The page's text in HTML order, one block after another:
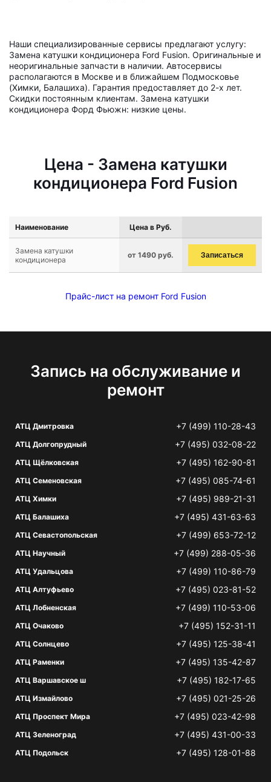
Наши специализированные сервисы предлагают услугу:
Замена катушки кондиционера Ford Fusion. Оригинальные и
неоригинальные запчасти в наличии. Автосервисы
располагаются в Москве и в ближайшем Подмосковье
(Химки, Балашиха). Гарантия предоставляет до 2-х лет.
Скидки постоянным клиентам. Замена катушки
кондиционера Форд Фьюжн: низкие цены.
Цена - Замена катушки
кондиционера Ford Fusion
Наименование Цена в Руб.
Замена катушки
кондиционера
от 1490 руб. Записаться
Прайс-лист на ремонт Ford Fusion
Запись на обслуживание и
ремонт
АТЦ Дмитровка +7 (499) 110-28-43
АТЦ Долгопрудный +7 (495) 032-08-22
АТЦ Щёлковская +7 (495) 162-90-81
АТЦ Семеновская +7 (495) 085-74-61
АТЦ Химки +7 (495) 989-21-31
АТЦ Балашиха +7 (495) 431-63-63
АТЦ Севастопольская +7 (499) 653-72-12
АТЦ Научный +7 (499) 288-05-36
АТЦ Удальцова +7 (499) 110-86-79
АТЦ Алтуфьево +7 (495) 023-81-52
АТЦ Лобненская +7 (499) 110-53-06
АТЦ Очаково +7 (495) 152-31-11
АТЦ Солнцево +7 (495) 125-38-41
АТЦ Раменки +7 (495) 135-42-87
АТЦ Варшавское ш +7 (495) 182-17-65
АТЦ Измайлово +7 (495) 021-25-26
АТЦ Проспект Мира +7 (495) 023-42-98
АТЦ Зеленоград +7 (495) 431-00-33
АТЦ Подольск +7 (495) 128-01-88